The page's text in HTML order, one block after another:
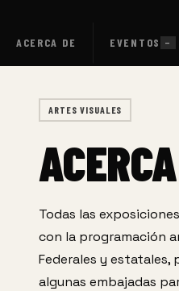
ACERCA DE EVENTOS —
ARTES VISUALES
Todas las
con la programación
Federales y estatales,
algunas embajadas